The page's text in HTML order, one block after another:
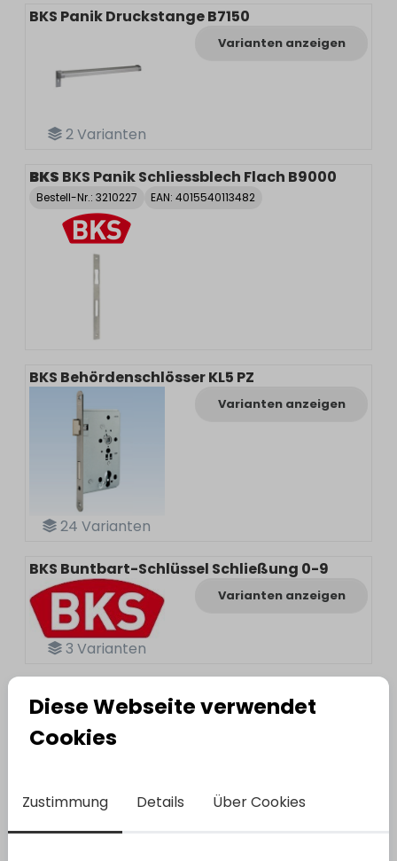
2Varianten
BKS Panik Druckstange B7150
Varianten anzeigen
BKS BKS Panik Schliessblech Flach B9000
Bestell-Nr.: 3210227 EAN: 4015540113482
24 Varianten
BKS Behördenschlösser KL5 PZ
Varianten anzeigen
3 Varianten
BKS Buntbart-Schlüssel Schließung 0-9
Varianten anzeigen
2Varianten
Varianten anzeigen
2Varianten
Varianten anzeigen
Diese Webseite verwendet
Cookies
Zustimmung Details Über Cookies